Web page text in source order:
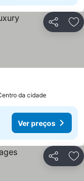
Partilhar
da cidade
Ver preços
Partilhar